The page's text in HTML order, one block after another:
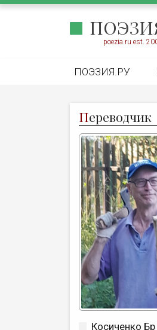
poezia.ru est.
ПОЭЗИЯ.РУ
Переводчик
Косиченко Бр